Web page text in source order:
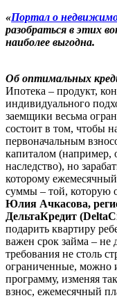
«Портал о
разобраться в этих
наиболее выгодна.
Об оптимальных
Ипотека – продукт,
индивидуального
заемщики весьма
состоит в том, чтобы
первоначальным
капиталом (например,
наследство), но
которому
суммы – той, которую
Юлия Ачкасова,
ДельтаКредит
подарить квартиру
важен срок займа – не
требования не столь
ограниченные, можно
программу, изменяя
взнос, ежемесячный